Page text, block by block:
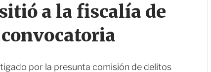
a la fiscalía de
por la presunta comisión de delitos